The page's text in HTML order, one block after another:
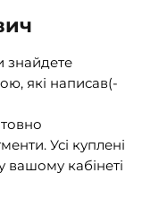
знайдете
які написав(-
Усі куплені
вашому кабінеті